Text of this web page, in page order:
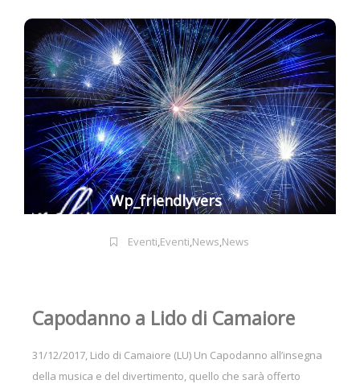
Wp_friendlyvers
Eventi,Eventi,News,News
Capodanno a Lido di Camaiore
31/12/2017, Lido di Camaiore (LU) Un Capodanno all’insegna
della musica e del divertimento, quello che sarà offerto